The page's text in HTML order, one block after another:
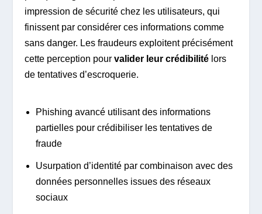
impression de sécurité chez les utilisateurs, qui
finissent par considérer ces informations comme
sans danger. Les fraudeurs exploitent précisément
cette perception pourvalider leur crédibilité lors
de tentatives d’escroquerie.
Phishing avancé utilisant des informations
partielles pour crédibiliser les tentatives de
fraude
Usurpation d’identité par combinaison avec des
données personnelles issues des réseaux
sociaux